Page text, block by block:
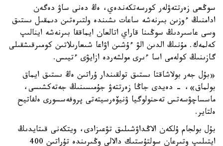
سوڭعى زەرتتەۋلەر كورسەتكەندەي، ەڭ دەنى ساۋ دەگەن
ادامنىڭ ءوزىن بىرنەشە ساعات ىشىندە ولتىرەتىن دىمقىل ىستىق
وسى عاسىردىڭ سوڭىنا قاراي اتالعان ايماققا بىرنەشە اينالىپ
كەلمەك. مۇنىڭ الدىن الۋ ءۇشىن اۋاعا شىعارىلاتىن كومىرقىشقىلى
گازىنىڭ كولەمى اسا ءىرى مولشەردە ازايۋى ءتيىس.
«بۇل جەر بولاشاقتا ىستىق تولقىندار ۇراتىن ەڭ ىستىق ايماق
بولماق»، - دەيدى جاڭا زەرتتەۋ جۇمىسىنىڭ جەتەكشىسى،
ماسساچۋسەتس تەحنولوگيا ۋنيۆەرسيتەتى پروفەسسورى ەلفاتيح
ەلتاير.
بۇل بولجام ۇلكەن الاڭداۋشىلىق تۋعىزادى، ويتكەنى قىتايدىڭ
ايتىلىپ وتىرعان سولتۇستىك دالالى وڭىرىندە تۇراتىن 400